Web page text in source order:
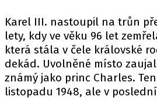
Karel III. nastoupil na trůn
lety, kdy ve věku 96 let
která stála v čele královské
dekád. Uvolněné místo
známý jako princ Charles.
listopadu 1948, ale v